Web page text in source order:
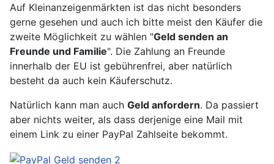
Auf Kleinanzeigenmärkten ist das nicht besonders
gerne gesehen und auch ich bitte meist den Käufer die
zweite Möglichkeit zu wählen "Geld senden an
Freunde und Familie". Die Zahlung an Freunde
innerhalb der EU ist gebührenfrei, aber natürlich
besteht da auch kein Käuferschutz.
Natürlich kann man auch Geld anfordern. Da passiert
aber nichts weiter, als dass derjenige eine Mail mit
einem Link zu einer PayPal Zahlseite bekommt.